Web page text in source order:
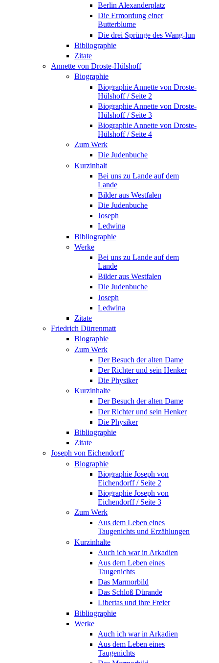
Berlin Alexanderplatz
Die Ermordung einer
Butterblume
Die drei Sprünge des Wang-lun
Bibliographie
Zitate
Annette von Droste-Hülshoff
Biographie
Biographie Annette von Droste-
Hülshoff / Seite 2
Biographie Annette von Droste-
Hülshoff / Seite 3
Biographie Annette von Droste-
Hülshoff / Seite 4
Zum Werk
Die Judenbuche
Kurzinhalt
Bei uns zu Lande auf dem
Lande
Bilder aus Westfalen
Die Judenbuche
Joseph
Ledwina
Bibliographie
Werke
Bei uns zu Lande auf dem
Lande
Bilder aus Westfalen
Die Judenbuche
Joseph
Ledwina
Zitate
Friedrich Dürrenmatt
Biographie
Zum Werk
Der Besuch der alten Dame
Der Richter und sein Henker
Die Physiker
Kurzinhalte
Der Besuch der alten Dame
Der Richter und sein Henker
Die Physiker
Bibliographie
Zitate
Joseph von Eichendorff
Biographie
Biographie Joseph von
Eichendorff / Seite 2
Biographie Joseph von
Eichendorff / Seite 3
Zum Werk
Aus dem Leben eines
Taugenichts und Erzählungen
Kurzinhalte
Auch ich war in Arkadien
Aus dem Leben eines
Taugenichts
Das Marmorbild
Das Schloß Dürande
Libertas und ihre Freier
Bibliographie
Werke
Auch ich war in Arkadien
Aus dem Leben eines
Taugenichts